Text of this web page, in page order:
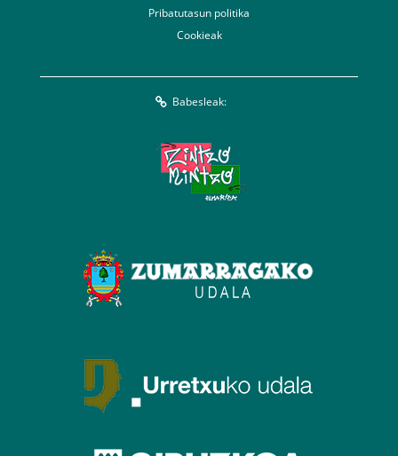
Pribatutasun politika
Cookieak
Babesleak: